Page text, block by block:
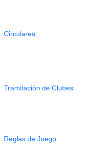
Circulares
Tramitación de Clubes
Reglas de Juego